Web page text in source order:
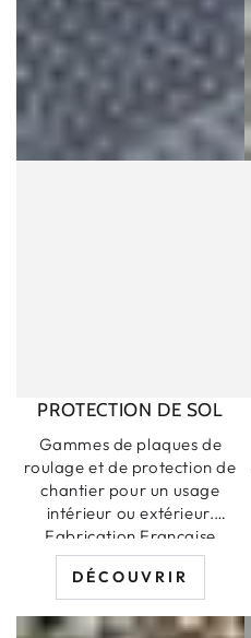
PROTECTION DE SOL
Gammes de plaques de
roulage et de protection de
chantier pour un usage
intérieur ou extérieur.
Fabrication Française
DÉCOUVRIR